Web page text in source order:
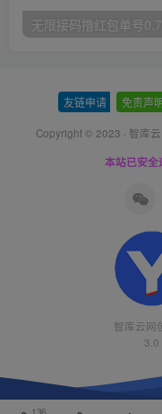
友链申请 免责声
Copyright © 2023 · 智库
本站已安全
智库云网
3.0